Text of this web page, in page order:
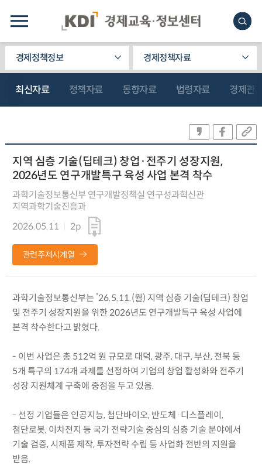
경제정책정보 경제정책자료
최신자료 정책자료 동향자료 법령자료 경제관
지역 심층 기술(딥테크) 창업·전주기 성장지원,
2026년도 연구개발특구 육성 사업 본격 착수
과학기술정보통신부 연구개발정책실 연구성과혁신관
지역과학기술진흥과
2026.05.11
2p
관련주제시계열
과학기술정보통신부는 ’26.5.11.(월) 지역 심층 기술(딥테크) 창업
및 전주기 성장지원을 위한 2026년도 연구개발특구 육성 사업에
본격 착수한다고 밝혔다.
- 이번 사업은 총 512억 원 규모로 대덕, 광주, 대구, 부산, 전북 등
5개 특구의 174개 과제를 선정하여 기업의 창업 활성화와 전주기
성장 지원체계 구축에 중점을 두고 있음.
- 선정 기업들은 인공지능, 첨단바이오, 반도체·디스플레이,
첨단로봇, 이차전지 등 국가 전략기술 중심의 심층 기술 분야에서
기술 검증, 시제품 제작, 투자전략 수립 등 사업화 전반의 지원을
받음.